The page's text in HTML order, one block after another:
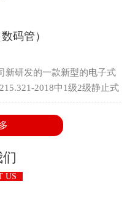
码管）
新研发的一款新型的电子式
2018中1级2级静止式
用于参比电压220V或
功电能的计算。
寿命长，精度高，功耗低，
式结构设计，体积小，安装
泛应用于城市，农村或工
。
US